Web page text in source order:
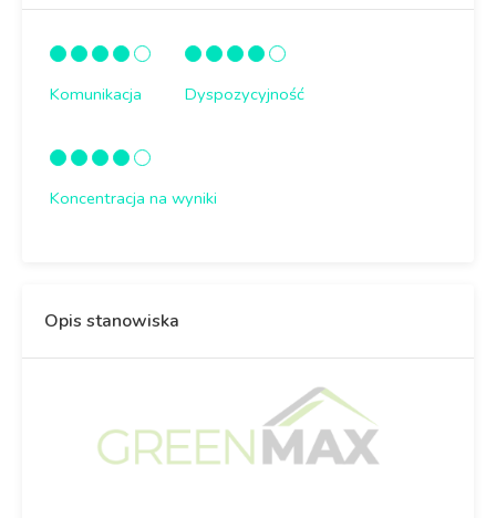
Komunikacja Dyspozycyjność
Koncentracja na wyniki
Opis stanowiska